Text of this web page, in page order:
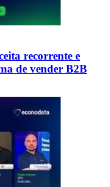
recorrente e
de vender B2B